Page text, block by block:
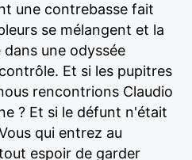
une contrebasse fait
se mélangent et la
une odyssée
Et si les pupitres
rencontrions Claudio
? Et si le défunt n'était
qui entrez au
espoir de garder